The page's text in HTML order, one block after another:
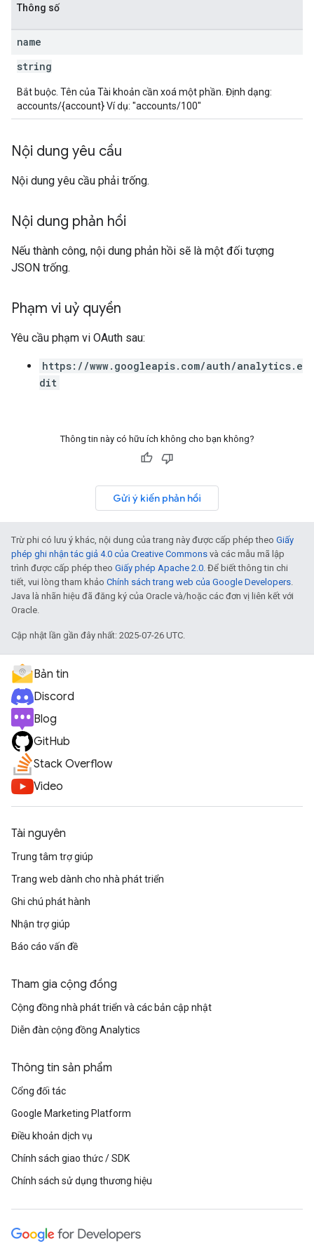
Thông số
name
string
Bắt buộc. Tên của Tài khoản cần xoá một phần. Định dạng:
accounts/{account} Ví dụ: "accounts/100"
Nội dung yêu cầu
Nội dung yêu cầu phải trống.
Nội dung phản hồi
Nếu thành công, nội dung phản hồi sẽ là một đối tượng
JSON trống.
Phạm vi uỷ quyền
Yêu cầu phạm vi OAuth sau:
https://www.googleapis.com/auth/analytics.e
dit
Thông tin này có hữu ích không cho bạn không?
Gửi ý kiến phản hồi
Trừ phi có lưu ý khác, nội dung của trang này được cấp phép theo Giấy
phép ghi nhận tác giả 4.0 của Creative Commons và các mẫu mã lập
trình được cấp phép theo Giấy phép Apache 2.0. Để biết thông tin chi
tiết, vui lòng tham khảo Chính sách trang web của Google Developers.
Java là nhãn hiệu đã đăng ký của Oracle và/hoặc các đơn vị liên kết với
Oracle.
Cập nhật lần gần đây nhất: 2025-07-26 UTC.
Bản tin
Discord
Blog
GitHub
Stack Overflow
Video
Tài nguyên
Trung tâm trợ giúp
Trang web dành cho nhà phát triển
Ghi chú phát hành
Nhận trợ giúp
Báo cáo vấn đề
Tham gia cộng đồng
Cộng đồng nhà phát triển và các bản cập nhật
Diễn đàn cộng đồng Analytics
Thông tin sản phẩm
Cổng đối tác
Google Marketing Platform
Điều khoản dịch vụ
Chính sách giao thức / SDK
Chính sách sử dụng thương hiệu